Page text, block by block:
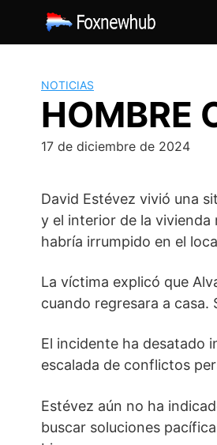
contenido
NOTICIAS
HOMBRE
17 de diciembre de 2024
David Estévez vivió una
y el interior de la vivienda
habría irrumpido en el
La víctima explicó que
cuando regresara a casa.
El incidente ha desatado
escalada de conflictos
Estévez aún no ha
buscar soluciones